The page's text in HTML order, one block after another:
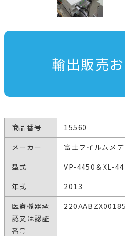
輸出販売
商品番号
15560
メーカー
富士フイルムメ
型式
VP-4450＆XL-
年式
2013
医療機器承
認又は認証
番号